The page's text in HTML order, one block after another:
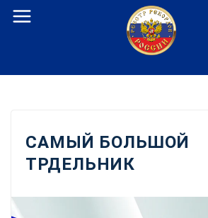
Перейти
САМЫЙ БОЛЬШОЙ
ТРДЕЛЬНИК